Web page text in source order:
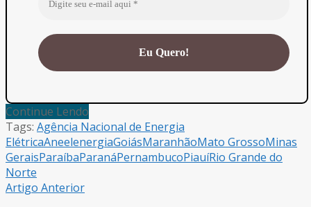
Continue Lendo
Tags: Agência Nacional de Energia
ElétricaAneelenergiaGoiásMaranhãoMato GrossoMinas
GeraisParaíbaParanáPernambucoPiauíRio Grande do
Norte
Artigo Anterior